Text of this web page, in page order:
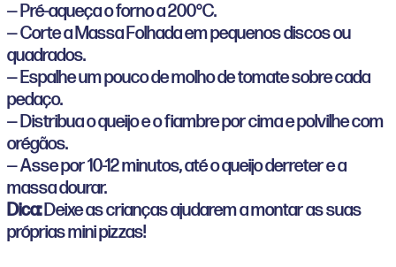
— Pré-aqueça o forno a 200°C.
— Corte a Massa Folhada em pequenos discos ou
quadrados.
— Espalhe um pouco de molho de tomate sobre cada
pedaço.
— Distribua o queijo e o fiambre por cima e polvilhe com
orégãos.
— Asse por 10-12 minutos, até o queijo derreter e a
massa dourar.
Dica:Deixe as crianças ajudarem a montar as suas
próprias mini pizzas!